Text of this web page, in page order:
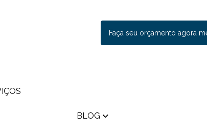
Faça seu orçamento agora
BLOG